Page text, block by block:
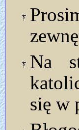
Na
się w